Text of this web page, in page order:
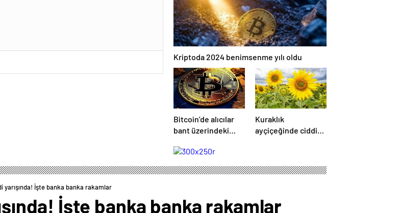
Kriptoda 2024 benimsenme yılı oldu
Bitcoin’de alıcılar
bant üzerindeki
kaybetti
Kuraklık
ayçiçeğinde ciddi
yarışında! İşte banka banka rakamlar
İşte banka banka rakamlar